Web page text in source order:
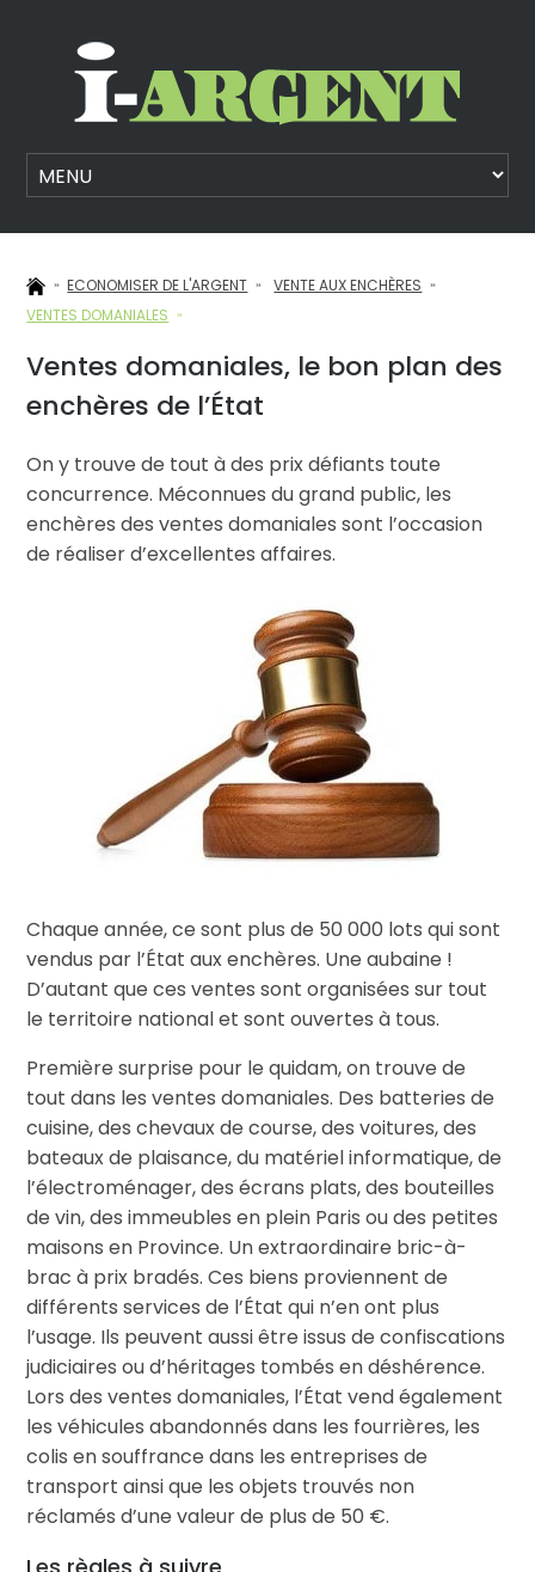
ECONOMISER DE L'ARGENT
VENTE AUX ENCHÈRES
VENTES DOMANIALES
Ventes domaniales, le bon plan des
enchères de l’État
On y trouve de tout à des prix défiants toute
concurrence. Méconnues du grand public, les
enchères des ventes domaniales sont l’occasion
de réaliser d’excellentes affaires.
Chaque année, ce sont plus de 50 000 lots qui sont
vendus par l’État aux enchères. Une aubaine !
D’autant que ces ventes sont organisées sur tout
le territoire national et sont ouvertes à tous.
Première surprise pour le quidam, on trouve de
tout dans les ventes domaniales. Des batteries de
cuisine, des chevaux de course, des voitures, des
bateaux de plaisance, du matériel informatique, de
l’électroménager, des écrans plats, des bouteilles
de vin, des immeubles en plein Paris ou des petites
maisons en Province. Un extraordinaire bric-à-
brac à prix bradés. Ces biens proviennent de
différents services de l’État qui n’en ont plus
l’usage. Ils peuvent aussi être issus de confiscations
judiciaires ou d’héritages tombés en déshérence.
Lors des ventes domaniales, l’État vend également
les véhicules abandonnés dans les fourrières, les
colis en souffrance dans les entreprises de
transport ainsi que les objets trouvés non
réclamés d’une valeur de plus de 50 €.